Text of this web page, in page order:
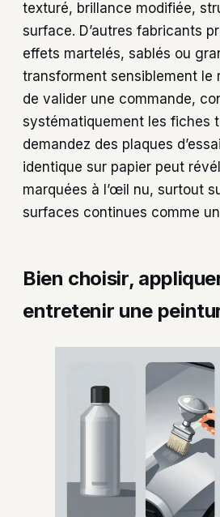
texturé, brillance modifiée,
surface. D’autres fabricants
effets martelés, sablés ou
transforment sensiblement le
de valider une commande,
systématiquement les fiches
demandez des plaques
identique sur papier peut
marquées à l’œil nu, surtout
surfaces continues comme
Bien choisir,
entretenir une